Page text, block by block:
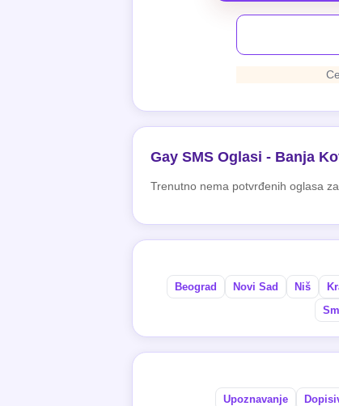
Gay SMS Oglasi - Banja
Trenutno nema potvrđenih oglasa za
Beograd Novi Sad Niš
Upoznavanje